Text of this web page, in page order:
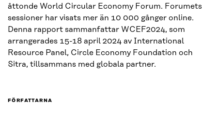
åttonde World Circular Economy Forum. Forumets
sessioner har visats mer än 10 000 gånger online.
Denna rapport sammanfattar WCEF2024, som
arrangerades 15-18 april 2024 av International
Resource Panel, Circle Economy Foundation och
Sitra, tillsammans med globala partner.
FÖRFATTARNA